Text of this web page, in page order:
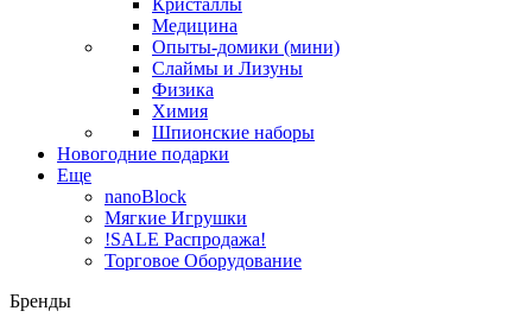
Кристаллы
Медицина
Опыты-домики (мини)
Слаймы и Лизуны
Физика
Химия
Шпионские наборы
Новогодние подарки
Еще
nanoBlock
Мягкие Игрушки
!SALE Распродажа!
Торговое Оборудование
Бренды